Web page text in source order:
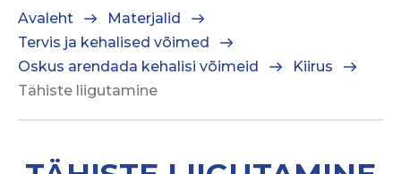
Avaleht
Materjalid
Tervis ja kehalised võimed
Oskus arendada kehalisi võimeid
Kiirus
Tähiste liigutamine